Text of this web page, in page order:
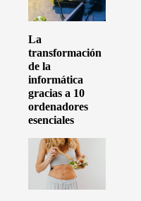
La
transformación
de la
informática
gracias a 10
ordenadores
esenciales